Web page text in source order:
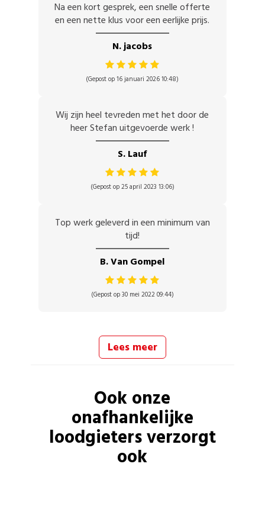
Na een kort gesprek, een snelle offerte
en een nette klus voor een eerlijke prijs.
N. jacobs
(Gepost op 16 januari 2026 10:48)
Wij zijn heel tevreden met het door de
heer Stefan uitgevoerde werk !
S. Lauf
(Gepost op 25 april 2023 13:06)
Top werk geleverd in een minimum van
tijd!
B. Van Gompel
(Gepost op 30 mei 2022 09:44)
Lees meer
Ook onze
onafhankelijke
loodgietersverzorgt
ook